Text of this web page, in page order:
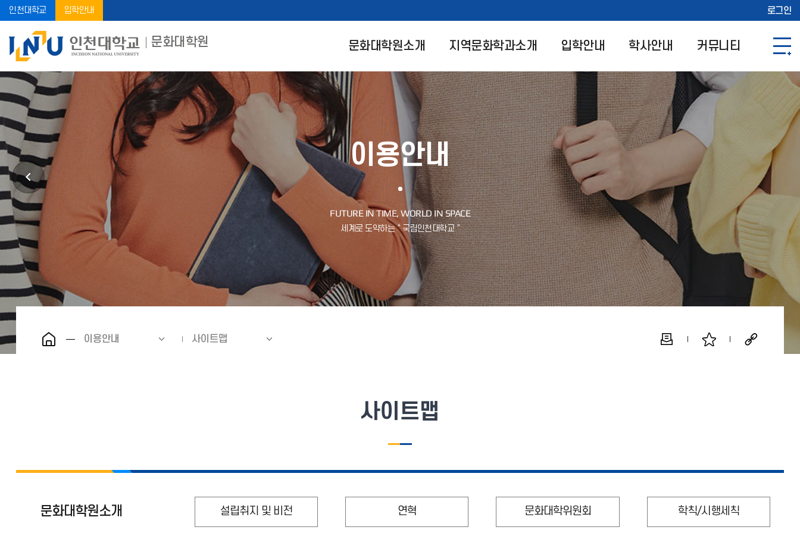
인천대학교 입학안내 로그인
문화대학원 문화대학원소개 지역문화학과소개 입학안내 학사안내 커뮤니티
이용안내
이용안내 사이트맵
사이트맵
문화대학원소개 설립취지 및 비전 연혁 문화대학위원회 학칙/시행세칙